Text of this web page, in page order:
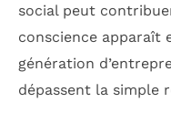
social peut
conscience apparaît
génération
dépassent la simple